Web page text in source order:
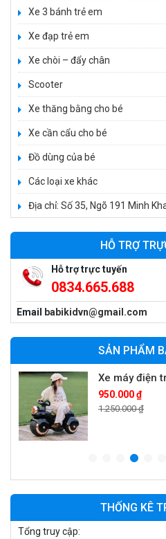
Xe 3 bánh trẻ em
Xe đạp trẻ em
Xe chòi – đẩy chân
Scooter
Xe thăng bằng cho bé
Xe cần cẩu cho bé
Đồ dùng của bé
Các loại xe khác
Địa chỉ: Số 35, Ngõ 191 Minh
HỖ TRỢ
Hỗ trợ trực tuyến
0834.665.688
Email babikidvn@gmail.com
SẢN PHẨM
Xe 3 bánh
520.000 ₫
Xe 3 bánh trẻ
Xe máy điện
950.000 ₫
1.250.000 ₫
900.000 ₫
Xe máy điện
950.000 ₫
1.250.000 ₫
Xe điện trẻ
THỐNG KÊ
Tổng truy cập: